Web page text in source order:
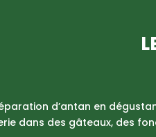
d’antan en
dans des gâteaux, des